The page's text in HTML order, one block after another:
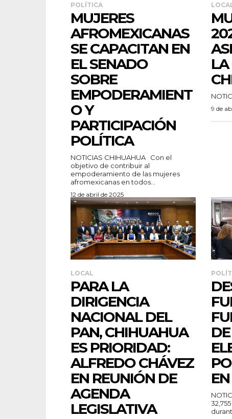
POLÍTICA
MUJERES
AFROMEXICANAS
SE CAPACITAN EN
EL SENADO
SOBRE
EMPODERAMIENT
O Y
PARTICIPACIÓN
POLÍTICA
NOTICIAS CHIHUAHUA Con el
objetivo de contribuir al
empoderamiento de las mujeres
afromexicanas en todos...
12 de abril de 2025
9 de
LOCAL
PARA LA
DIRIGENCIA
NACIONAL DEL
PAN, CHIHUAHUA
ES PRIORIDAD:
ALFREDO CHÁVEZ
EN REUNIÓN DE
AGENDA
LEGISLATIVA